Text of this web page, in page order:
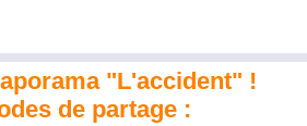
"L'accident" !
de partage :